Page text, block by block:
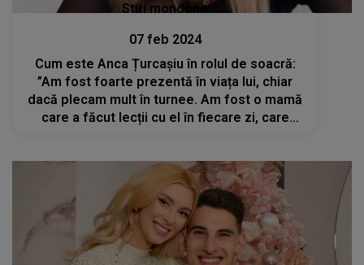
Stiri mondene
07 feb 2024
Cum este Anca Țurcașiu în rolul de soacră:
”Am fost foarte prezentă în viața lui, chiar
dacă plecam mult în turnee. Am fost o mamă
care a făcut lecții cu el în fiecare zi, care